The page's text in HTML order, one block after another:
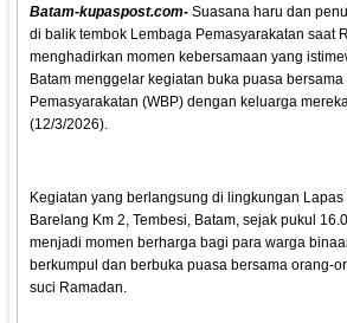
Batam-kupaspost.com- Suasana haru dan
di balik tembok Lembaga Pemasyarakatan saat
menghadirkan momen kebersamaan yang
Batam menggelar kegiatan buka puasa
Pemasyarakatan (WBP) dengan keluarga
(12/3/2026).
Kegiatan yang berlangsung di lingkungan
Barelang Km 2, Tembesi, Batam, sejak pukul
menjadi momen berharga bagi para warga
berkumpul dan berbuka puasa bersama orang-
suci Ramadan.